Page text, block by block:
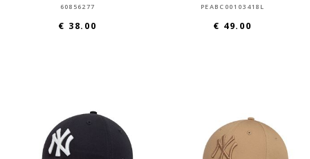
60856277
€ 38.00
PEABC00103418L
€ 49.00